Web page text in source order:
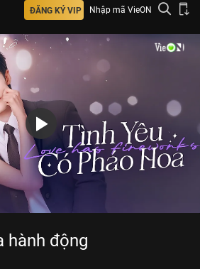
ĐĂNG KÝ VIP Nhập mã VieON
hành động